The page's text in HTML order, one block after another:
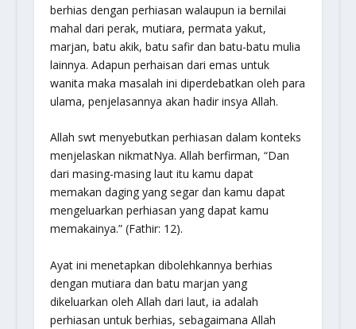
berhias dengan perhiasan walaupun ia bernilai
mahal dari perak, mutiara, permata yakut,
marjan, batu akik, batu safir dan batu-batu mulia
lainnya. Adapun perhaisan dari emas untuk
wanita maka masalah ini diperdebatkan oleh para
ulama, penjelasannya akan hadir insya Allah.
Allah swt menyebutkan perhiasan dalam konteks
menjelaskan nikmatNya. Allah berfirman, “Dan
dari masing-masing laut itu kamu dapat
memakan daging yang segar dan kamu dapat
mengeluarkan perhiasan yang dapat kamu
memakainya.”(Fathir: 12).
Ayat ini menetapkan dibolehkannya berhias
dengan mutiara dan batu marjan yang
dikeluarkan oleh Allah dari laut, ia adalah
perhiasan untuk berhias, sebagaimana Allah